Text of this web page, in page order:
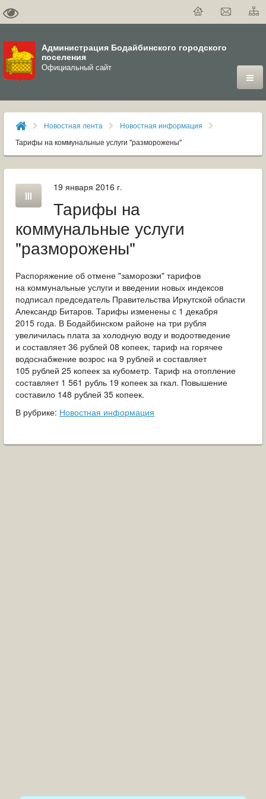
Администрация Бодайбинского городского
поселения
Официальный сайт
ГОРОД
ДУМА
ВЛАСТЬ
ДОКУМЕНТЫ
ОФИЦИАЛЬНЫЙ ВЕСТНИК БОДАЙБО
МУНИЦИПАЛЬНЫЕ УСЛУГИ
ОБРАЩЕНИЯ ГРАЖДАН
ГРАДОСТРОИТЕЛЬНАЯ ДЕЯТЕЛЬНОСТЬ
ИНФОРМИРОВАНИЕ НАСЕЛЕНИЯ
ДЕЯТЕЛЬНОСТЬ ПРОКУРАТУРЫ
МУНИЦИПАЛЬНЫЙ КОНТРОЛЬ
ПОИСК ПО САЙТУ
Новостная лента
Новостная информация
Тарифы на коммунальные услуги "разморожены"
19 января 2016 г.
Тарифы на
коммунальные услуги
"разморожены"
Распоряжение об отмене "заморозки" тарифов
на коммунальные услуги и введении новых индексов
подписал председатель Правительства Иркутской области
Александр Битаров. Тарифы изменены с 1 декабря
2015 года. В Бодайбинском районе на три рубля
увеличилась плата за холодную воду и водоотведение
и составляет 36 рублей 08 копеек, тариф на горячее
водоснабжение возрос на 9 рублей и составляет
105 рублей 25 копеек за кубометр. Тариф на отопление
составляет 1 561 рубль 19 копеек за гкал. Повышение
составило 148 рублей 35 копеек.
В рубрике: Новостная информация